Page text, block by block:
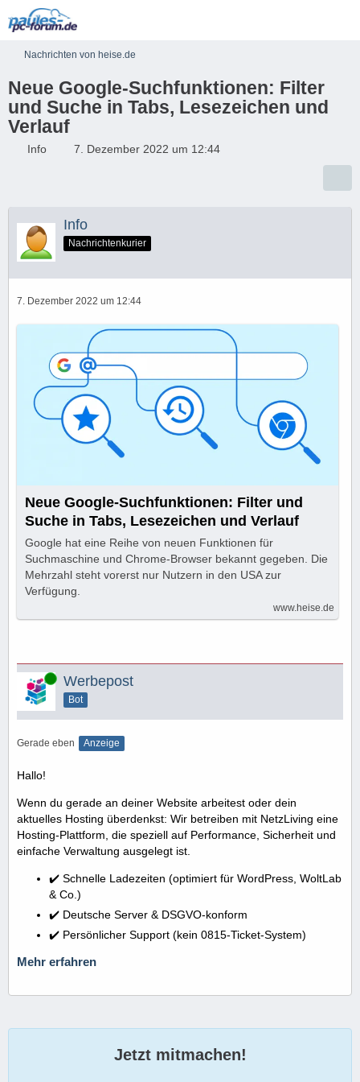
Nachrichten von heise.de
Neue Google-Suchfunktionen: Filter
und Suche in Tabs, Lesezeichen und
Verlauf
Info 7. Dezember 2022 um 12:44
Info
Nachrichtenkurier
7. Dezember 2022 um 12:44
Neue Google-Suchfunktionen: Filter und
Suche in Tabs, Lesezeichen und Verlauf
Google hat eine Reihe von neuen Funktionen für
Suchmaschine und Chrome-Browser bekannt gegeben. Die
Mehrzahl steht vorerst nur Nutzern in den USA zur
Verfügung.
www.heise.de
Online Werbepost
Bot
Gerade eben Anzeige
Hallo!
Wenn du gerade an deiner Website arbeitest oder dein
aktuelles Hosting überdenkst: Wir betreiben mit NetzLiving eine
Hosting-Plattform, die speziell auf Performance, Sicherheit und
einfache Verwaltung ausgelegt ist.
✔️ Schnelle Ladezeiten (optimiert für WordPress, WoltLab
& Co.)
✔️ Deutsche Server & DSGVO-konform
✔️ Persönlicher Support (kein 0815-Ticket-System)
Mehr erfahren
Jetzt mitmachen!